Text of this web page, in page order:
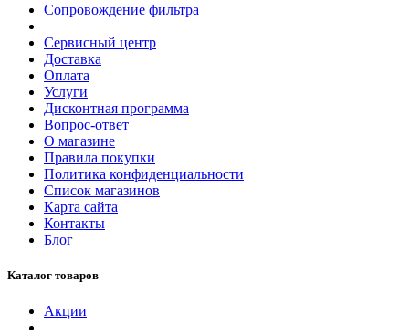
Сопровождение фильтра
Сервисный центр
Доставка
Оплата
Услуги
Дисконтная программа
Вопрос-ответ
О магазине
Правила покупки
Политика конфиденциальности
Список магазинов
Карта сайта
Контакты
Блог
Каталог товаров
Акции